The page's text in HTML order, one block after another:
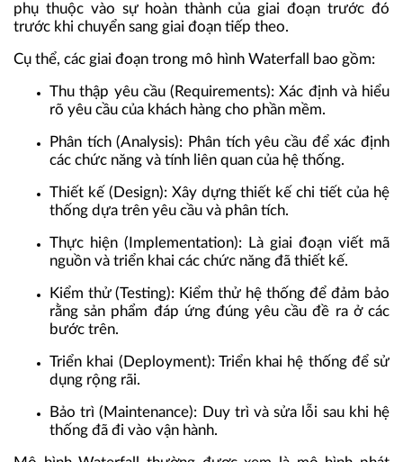
phụ thuộc vào sự hoàn thành của giai đoạn trước đó
trước khi chuyển sang giai đoạn tiếp theo.
Cụ thể, các giai đoạn trong mô hình Waterfall bao gồm:
Thu thập yêu cầu (Requirements): Xác định và hiểu
rõ yêu cầu của khách hàng cho phần mềm.
Phân tích (Analysis): Phân tích yêu cầu để xác định
các chức năng và tính liên quan của hệ thống.
Thiết kế (Design): Xây dựng thiết kế chi tiết của hệ
thống dựa trên yêu cầu và phân tích.
Thực hiện (Implementation): Là giai đoạn viết mã
nguồn và triển khai các chức năng đã thiết kế.
Kiểm thử (Testing): Kiểm thử hệ thống để đảm bảo
rằng sản phẩm đáp ứng đúng yêu cầu đề ra ở các
bước trên.
Triển khai (Deployment): Triển khai hệ thống để sử
dụng rộng rãi.
Bảo trì (Maintenance): Duy trì và sửa lỗi sau khi hệ
thống đã đi vào vận hành.